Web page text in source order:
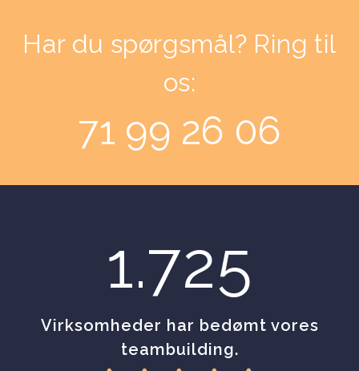
Har du spørgsmål? Ring til
os:
71 99 26 06
1.725
Virksomheder har bedømt vores
teambuilding.